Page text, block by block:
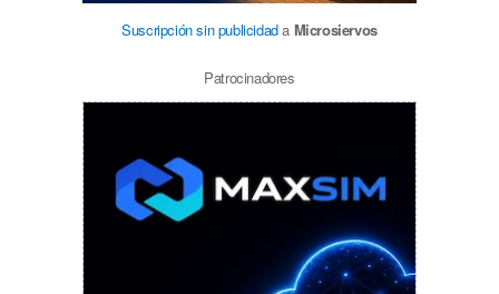
Suscripción sin publicidada Microsiervos
Patrocinadores